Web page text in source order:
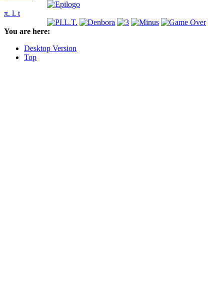
π. l. t
You are here:
Desktop Version
Top